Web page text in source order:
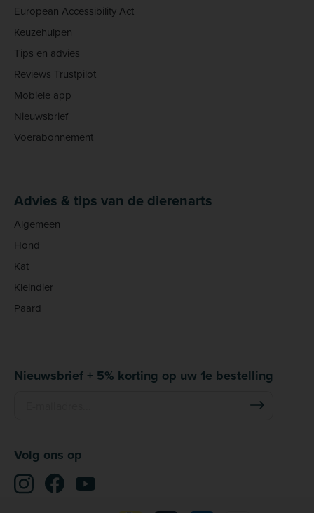
European Accessibility Act
Keuzehulpen
Tips en advies
Reviews Trustpilot
Mobiele app
Nieuwsbrief
Voerabonnement
Advies & tips van de dierenarts
Algemeen
Hond
Kat
Kleindier
Paard
Nieuwsbrief + 5% korting op uw 1e bestelling
Volg ons op